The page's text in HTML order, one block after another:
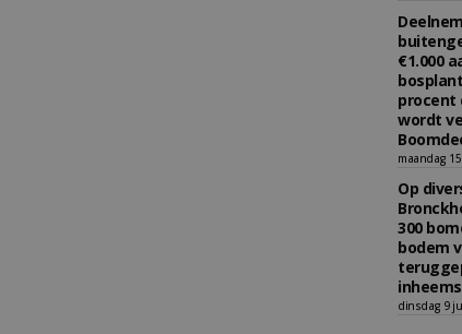
€1.000
procent
wordt
maandag
Op
300
bodem
dinsdag 9